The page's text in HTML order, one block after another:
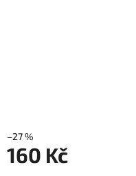
–27 %
160 Kč